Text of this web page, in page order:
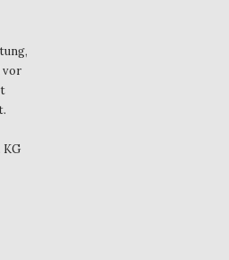
vor
KG